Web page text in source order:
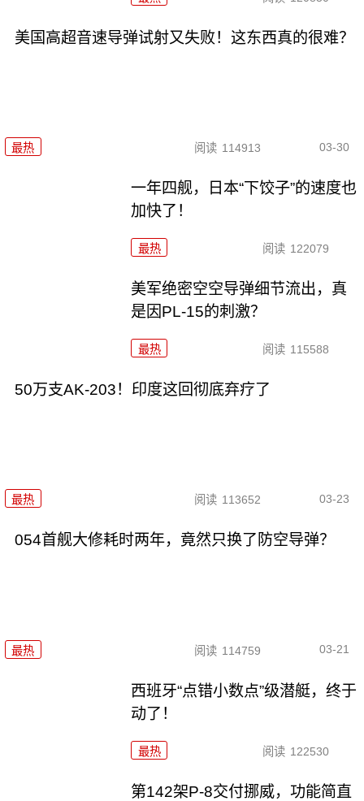
美国高超音速导弹试射又失败！这东西真的很难？
最热 阅读 114913 03-30
一年四舰，日本“下饺子”的速度也
加快了！
最热 阅读 122079
美军绝密空空导弹细节流出，真
是因PL-15的刺激？
最热 阅读 115588
50万支AK-203！印度这回彻底弃疗了
最热 阅读 113652 03-23
054首舰大修耗时两年，竟然只换了防空导弹？
最热 阅读 114759 03-21
西班牙“点错小数点”级潜艇，终于
动了！
最热 阅读 122530
第142架P-8交付挪威，功能简直